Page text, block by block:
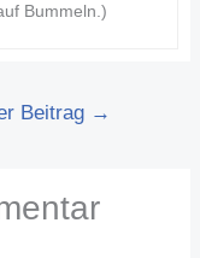
Bummeln.)
Beitrag →